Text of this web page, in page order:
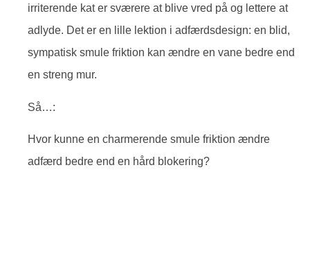
irriterende kat er sværere at blive vred på og lettere at
adlyde. Det er en lille lektion i adfærdsdesign: en blid,
sympatisk smule friktion kan ændre en vane bedre end
en streng mur.
Så…:
Hvor kunne en charmerende smule friktion ændre
adfærd bedre end en hård blokering?